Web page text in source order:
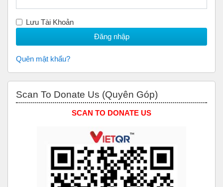
Lưu Tài Khoản
Quên mật khẩu?
Scan To Donate Us (Quyên Góp)
SCAN TO DONATE US